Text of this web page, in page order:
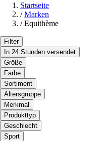
Startseite
/ Marken
/ Equithème
Filter
In 24 Stunden versendet
Größe
Farbe
Sortiment
Altersgruppe
Merkmal
Produkttyp
Geschlecht
Sport